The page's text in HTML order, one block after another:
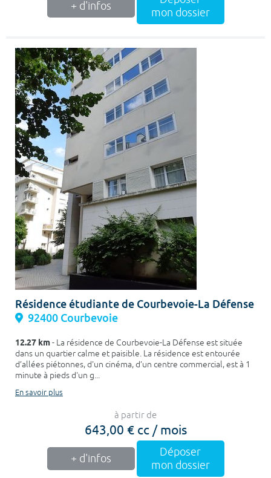
+ d'infos
mon dossier
Résidence étudiante de Courbevoie-La Défense
92400 Courbevoie
12.27 km- La résidence de Courbevoie-La Défense est située
dans un quartier calme et paisible. La résidence est entourée
d’allées piétonnes, d'un cinéma, d’un centre commercial, est à 1
minute à pieds d'un g...
En savoir plus
à partir de
643,00 € cc / mois
+ d'infos
Déposer
mon dossier